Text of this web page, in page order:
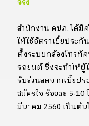
จริง
สำนักงาน คปภ. ได้มี
ให้ใช้อัตราเบี้ยประ
ตั้งระบบกล้องโทรทั
รถยนต์ ซึ่งจะทำให้ผู้
รับส่วนลดจากเบี้ยป
สมัครใจ ร้อยละ 5-
มีนาคม 2560 เป็นต้น